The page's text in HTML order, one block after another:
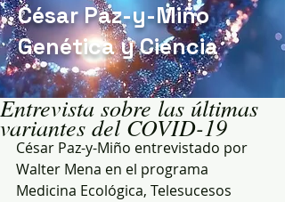
César Paz-y-Miño
Genética y Ciencia
Entrevista sobre las últimas
variantes del COVID-19
César Paz-y-Miño entrevistado por
Walter Mena en el programa
Medicina Ecológica, Telesucesos